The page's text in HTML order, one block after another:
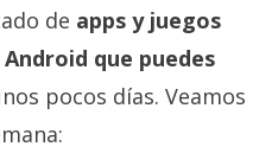
de apps y juegos
que puedes
pocos días. Veamos